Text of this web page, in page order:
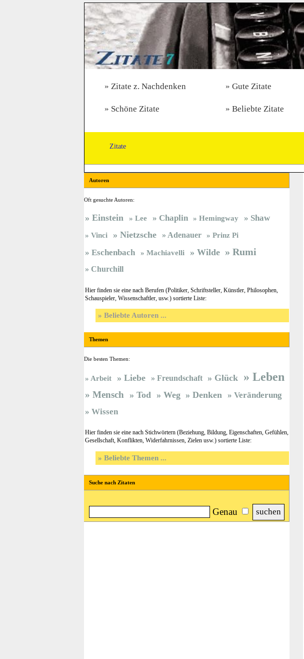
Zitate z. Nachdenken Gute Zitate
Schöne Zitate Beliebte Zitate
Zitate
Autoren
Oft gesuchte Autoren:
Einstein Lee Chaplin Hemingway Shaw
Vinci Nietzsche Adenauer Prinz Pi
Eschenbach Machiavelli Wilde Rumi
Churchill
Hier finden sie eine nach Berufen (Politiker, Schriftsteller, Künstler, Philosophen,
Schauspieler, Wissenschaftler, usw.) sortierte Liste:
Beliebte Autoren ...
Themen
Die besten Themen:
Arbeit Liebe Freundschaft Glück Leben
Mensch Tod Weg Denken
Veränderung
Wissen
Hier finden sie eine nach Stichwörtern (Beziehung, Bildung, Eigenschaften, Gefühlen,
Gesellschaft, Konflikten, Widerfahrnissen, Zielen usw.) sortierte Liste:
Beliebte Themen ...
Suche nach Zitaten
Genau